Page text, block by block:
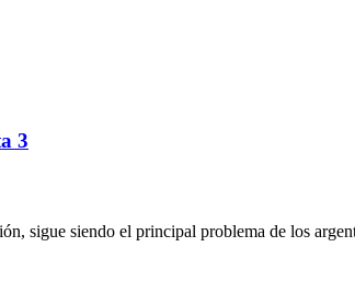
3
sigue siendo el principal problema de los